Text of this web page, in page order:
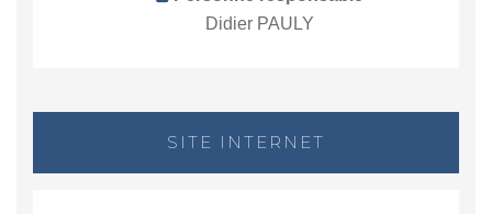
Didier PAULY
SITE INTERNET